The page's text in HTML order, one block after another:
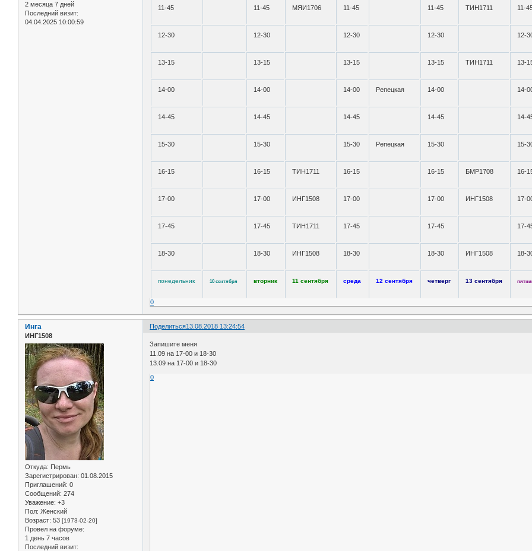
2 месяца 7 дней
Последний визит:
04.04.2025 10:00:59
11-45 11-45 МЯИ1706 11-45 11-45 ТИН1711 11-
12-30 12-30 12-30 12-30 12-
13-15 13-15 13-15 13-15 ТИН1711 13-
14-00 14-00 14-00 Репецкая 14-00 14-
14-45 14-45 14-45 14-45 14-
15-30 15-30 15-30 Репецкая 15-30 15-
16-15 16-15 ТИН1711 16-15 16-15 БМР1708 16-
17-00 17-00 ИНГ1508 17-00 17-00 ИНГ1508 17-
17-45 17-45 ТИН1711 17-45 17-45 17-
18-30 18-30 ИНГ1508 18-30 18-30 ИНГ1508 18-
понедельник 10 сентября вторник 11 сентября среда 12 сентября четверг 13 сентября
0
Поделиться13.08.2018 13:24:54
Инга
ИНГ1508
Откуда: Пермь
Зарегистрирован: 01.08.2015
Приглашений: 0
Сообщений: 274
Уважение: +3
Пол: Женский
Возраст: 53 [1973-02-20]
Провел на форуме:
1 день 7 часов
Последний визит:
Запишите меня
11.09 на 17-00 и 18-30
13.09 на 17-00 и 18-30
0